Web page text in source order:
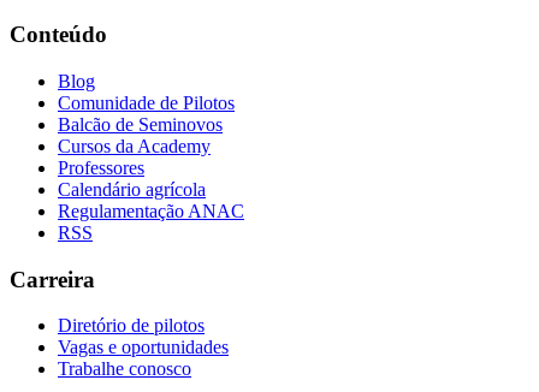
Conteúdo
Blog
Comunidade de Pilotos
Balcão de Seminovos
Cursos da Academy
Professores
Calendário agrícola
Regulamentação ANAC
RSS
Carreira
Diretório de pilotos
Vagas e oportunidades
Trabalhe conosco